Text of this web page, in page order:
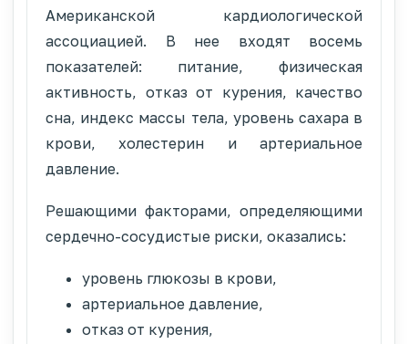
Американской кардиологической
ассоциацией. В нее входят восемь
показателей: питание, физическая
активность, отказ от курения, качество
сна, индекс массы тела, уровень сахара в
крови, холестерин и артериальное
давление.
Решающими факторами, определяющими
сердечно-сосудистые риски, оказались:
уровень глюкозы в крови,
артериальное давление,
отказ от курения,